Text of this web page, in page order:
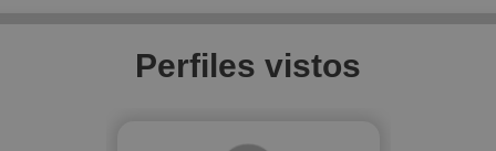
Perfiles vistos